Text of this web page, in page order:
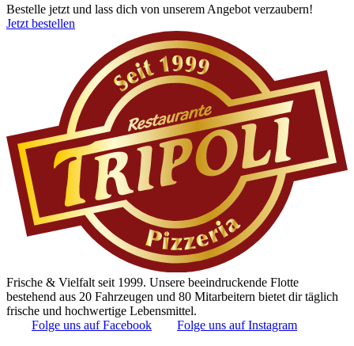
Bestelle jetzt und lass dich von unserem Angebot verzaubern!
Jetzt bestellen
Frische & Vielfalt seit 1999. Unsere beeindruckende Flotte
bestehend aus 20 Fahrzeugen und 80 Mitarbeitern bietet dir täglich
frische und hochwertige Lebensmittel.
Folge uns auf Facebook
Folge uns auf Instagram